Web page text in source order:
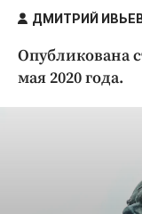
Народные
Общество
ДМИТРИЙ
Опубликована
мая 2020 года.